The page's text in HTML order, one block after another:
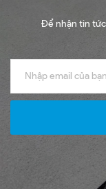
Để nhận tin